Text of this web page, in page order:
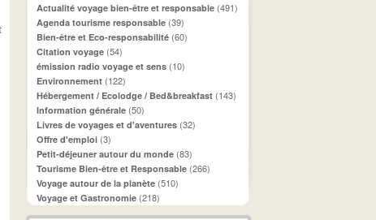
Actualité voyage bien-être et responsable(491)
Agenda tourisme responsable(39)
Bien-être et Eco-responsabilité(60)
Citation voyage(54)
émission radio voyage et sens(10)
Environnement(122)
Hébergement / Ecolodge / Bed&breakfast(143)
Information générale(50)
Livres de voyages et d'aventures(32)
Offre d'emploi(3)
Petit-déjeuner autour du monde(83)
Tourisme Bien-être et Responsable(266)
Voyage autour de la planète(510)
Voyage et Gastronomie(218)